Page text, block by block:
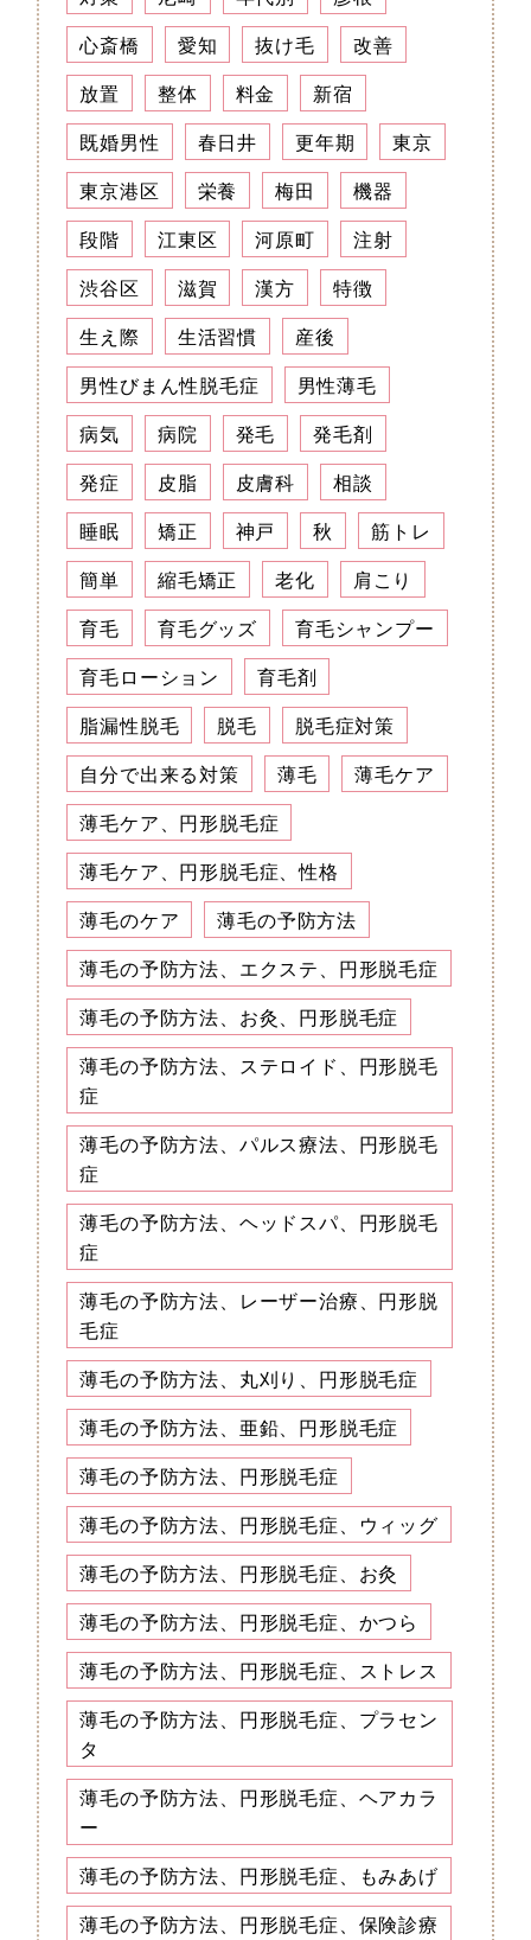
心斎橋
愛知 抜け毛
改善
放置
整体 料金
新宿
既婚男性
春日井 更年期
東京
東京港区
栄養 梅田
機器
段階
江東区 河原町
注射
渋谷区
滋賀 漢方
特徴
生え際
生活習慣
産後
男性びまん性脱毛症
男性薄毛
病気
病院 発毛
発毛剤
発症
皮脂 皮膚科
相談
睡眠
矯正 神戸 秋
筋トレ
簡単
縮毛矯正 老化
肩こり
育毛
育毛グッズ
育毛シャンプー
育毛ローション
育毛剤
脂漏性脱毛
脱毛
脱毛症対策
自分で出来る対策
薄毛
薄毛ケア
薄毛ケア、円形脱毛症
薄毛ケア、円形脱毛症、性格
薄毛のケア
薄毛の予防方法
薄毛の予防方法、エクステ、円形脱毛症
薄毛の予防方法、お灸、円形脱毛症
薄毛の予防方法、ステロイド、円形脱毛
症
薄毛の予防方法、パルス療法、円形脱毛
症
薄毛の予防方法、ヘッドスパ、円形脱毛
症
薄毛の予防方法、レーザー治療、円形脱
毛症
薄毛の予防方法、丸刈り、円形脱毛症
薄毛の予防方法、亜鉛、円形脱毛症
薄毛の予防方法、円形脱毛症
薄毛の予防方法、円形脱毛症、ウィッグ
薄毛の予防方法、円形脱毛症、お灸
薄毛の予防方法、円形脱毛症、かつら
薄毛の予防方法、円形脱毛症、ストレス
薄毛の予防方法、円形脱毛症、プラセン
タ
薄毛の予防方法、円形脱毛症、ヘアカラ
ー
薄毛の予防方法、円形脱毛症、もみあげ
薄毛の予防方法、円形脱毛症、保険診療